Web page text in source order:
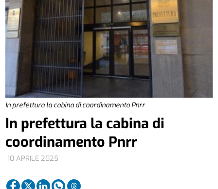
In prefettura la cabina di coordinamento Pnrr
10 APRILE 2025
In prefettura la cabina di
coordinamento Pnrr